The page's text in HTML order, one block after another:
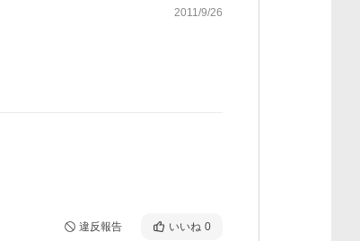
2011/9/26
違反報告 いいね 0